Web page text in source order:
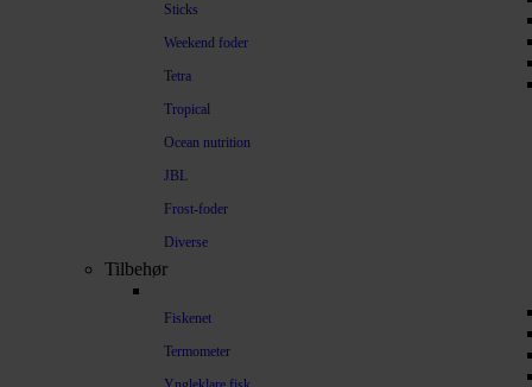
Sticks
Weekend foder
Tetra
Tropical
Ocean nutrition
JBL
Frost-foder
Diverse
Tilbehør
Fiskenet
Termometer